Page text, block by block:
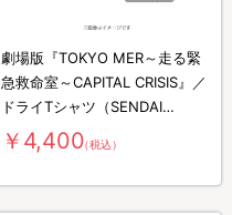
劇場版『TOKYO MER～走る緊
急救命室～CAPITAL CRISIS』／
ドライTシャツ（SENDAI
MER）
￥4,400（税込）